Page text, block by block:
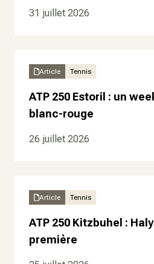
31 juillet 2026
Article Tennis
ATP 250 Estoril : un
blanc-rouge
26 juillet 2026
Article Tennis
ATP 250 Kitzbuhel :
première